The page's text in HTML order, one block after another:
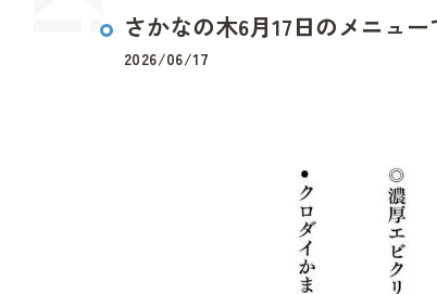
さかなの木6月17日のメニュー
2026/06/17